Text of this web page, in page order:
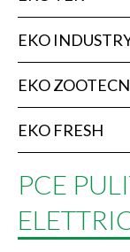
EKO
EKO
EKO FRESH
PCE